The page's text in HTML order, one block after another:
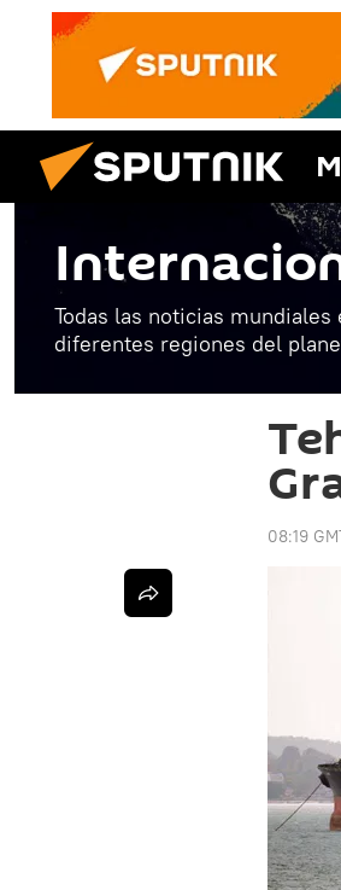
Todas las noticias
diferentes regiones del
08:19